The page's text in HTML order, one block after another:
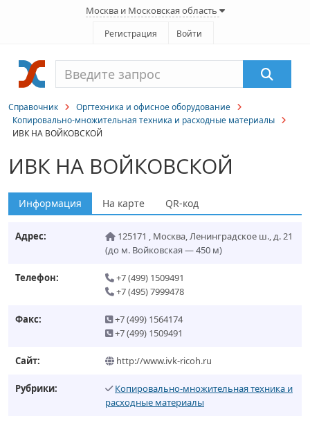
Москва и Московская область
Регистрация Войти
Справочник
Оргтехника и офисное оборудование
Копировально-множительная техника и расходные материалы
ИВК НА ВОЙКОВСКОЙ
ИВК НА ВОЙКОВСКОЙ
Информация На карте QR-код
Адрес: 125171 , Москва,Ленинградское ш., д. 21
(до м. Войковская — 450 м)
Телефон:
+7 (499) 1509491
+7 (495) 7999478
Факс:
+7 (499) 1564174
+7 (499) 1509491
Сайт: http://www.ivk-ricoh.ru
Рубрики:
Копировально-множительная техника и
расходные материалы